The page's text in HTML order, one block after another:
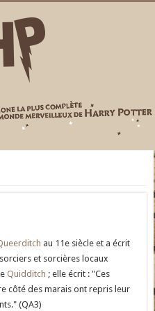
au 11e siècle et a écrit
et sorcières locaux
Quidditch ; elle écrit : "Ces
côté des marais ont repris leur
(QA3)